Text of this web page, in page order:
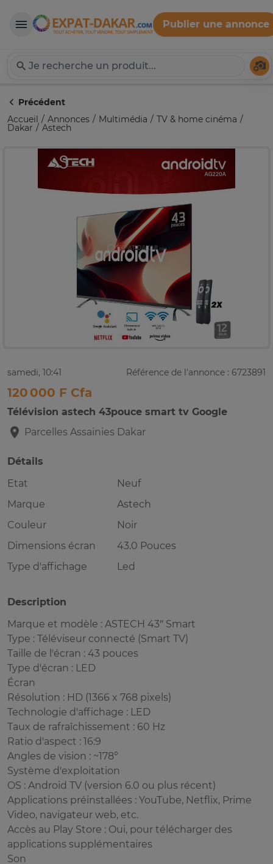
Expat-Dakar
Publier une annonce
Précédent
Accueil
Annonces Multimédia TV & home cinéma
Dakar Astech
samedi, 10:41 Référence de l'annonce : 6723891
120 000 F Cfa
Télévision astech 43pouce smart tv Google
Parcelles Assainies Dakar
Détails
Etat
Neuf
Marque
Astech
Couleur
Noir
Dimensions écran
43.0 Pouces
Type d'affichage
Led
Description
Marque et modèle : ASTECH 43″ Smart
Type : Téléviseur connecté (Smart TV)
Taille de l'écran : 43 pouces
Type d'écran : LED
Écran
Résolution : HD (1366 x 768 pixels)
Technologie d'affichage : LED
Taux de rafraîchissement : 60 Hz
Ratio d'aspect : 16:9
Angles de vision : ~178°
Système d'exploitation
OS : Android TV (version 6.0 ou plus récent)
Applications préinstallées : YouTube, Netflix, Prime
Video, navigateur web, etc.
Accès au Play Store : Oui, pour télécharger des
applications supplémentaires
Son